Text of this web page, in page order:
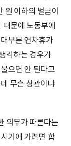
이하의 벌금이
문에 노동부에
부분 연차휴가
각하는 경우가
으면 안 된다고
무슨 상관이냐
의무가 따른다는
기에 가려면 합